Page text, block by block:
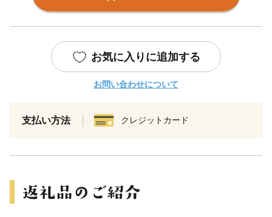
お気に入りに追加する
お問い合わせについて
支払い方法 クレジットカード